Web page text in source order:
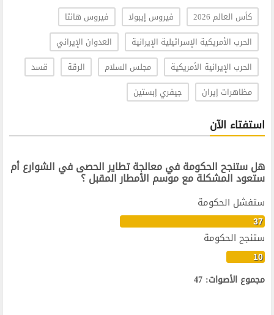
كأس العالم 2026 فيروس إيبولا
فيروس هانتا
الحرب الأمريكية الإسرائيلية الإيرانية
العدوان الإيراني
الحرب الإيرانية الأمريكية
مجلس السلام الرقة
قسد
مظاهرات إيران
جيفري إبستين
استفتاء الآن
هل ستنجح الحكومة في معالجة تطاير الحصى في الشوارع أم
ستعود المشكلة مع موسم الأمطار المقبل ؟
ستفشل الحكومة
37
ستنجح الحكومة
10
مجموع الأصوات: 47